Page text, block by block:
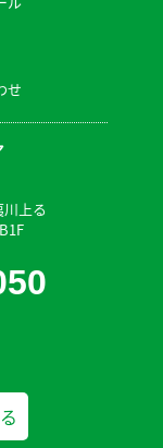
せ
上る